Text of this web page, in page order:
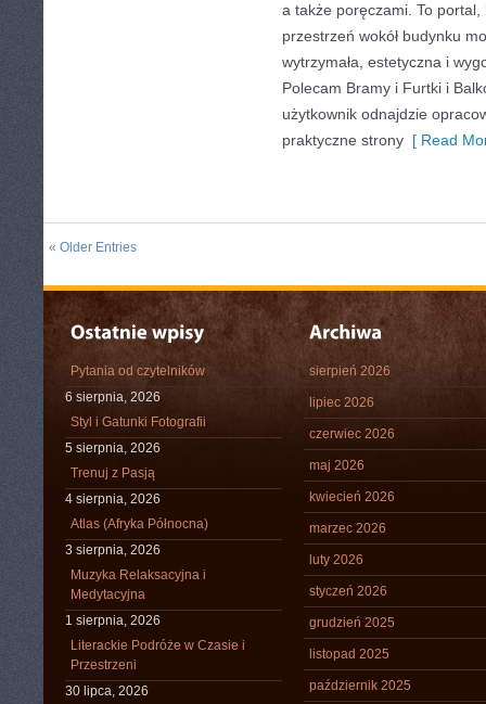
a także poręczami. To
przestrzeń wokół budynku
wytrzymała, estetyczna i
Polecam Bramy i Furtki i
użytkownik odnajdzie
praktyczne strony [ Read
« Older Entries
Pytania od czytelników
6 sierpnia, 2026
Styl i Gatunki Fotografii
5 sierpnia, 2026
Trenuj z Pasją
4 sierpnia, 2026
Atlas (Afryka Północna)
3 sierpnia, 2026
Muzyka Relaksacyjna i
Medytacyjna
1 sierpnia, 2026
Literackie Podróże w Czasie i
Przestrzeni
30 lipca, 2026
sierpień 2026
lipiec 2026
czerwiec 2026
maj 2026
kwiecień 2026
marzec 2026
luty 2026
styczeń 2026
grudzień 2025
listopad 2025
październik 2025